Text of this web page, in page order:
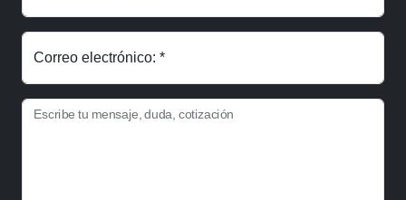
Correo electrónico: *
Escribe tu mensaje, duda, cotización